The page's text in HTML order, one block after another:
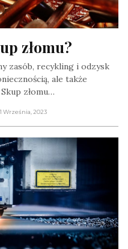
złomu?
zasób, recykling i odzysk
ale także
złomu…
1 Września, 2023